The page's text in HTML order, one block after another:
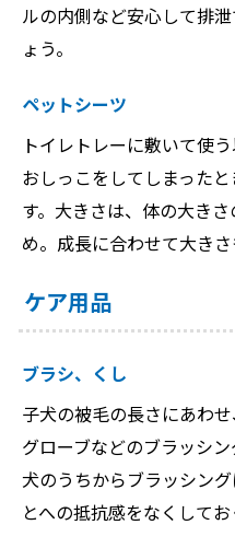
ルの内側など安心して排
ょう。
ペットシーツ
トイレトレーに敷いて使
おしっこをしてしまった
す。大きさは、体の大き
め。成長に合わせて大きさ
ケア用品
ブラシ、くし
子犬の被毛の長さにあわ
グローブなどのブラッシ
犬のうちからブラッシン
とへの抵抗感をなくしてお